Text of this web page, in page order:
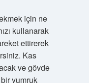
için ne
kullanarak
ettirerek
Kas
ve gövde
yumruk